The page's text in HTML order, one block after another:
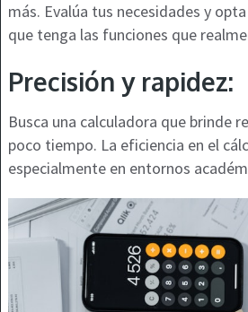
más. Evalúa tus necesidades y
que tenga las funciones que
Precisión y rapidez:
Busca una calculadora que brinde
poco tiempo. La eficiencia en el
especialmente en entornos